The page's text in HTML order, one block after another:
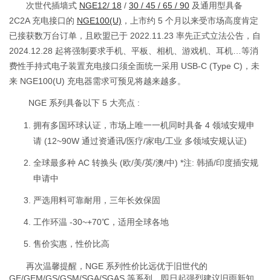
次世代插墙式 NGE12/ 18 / 30 / 45 / 65 / 90 及通用型具备
2C2A 充电接口的 NGE100(U) ，上市约 5 个月以来受市场高度肯定
已接获数万台订单，且欧盟已于 2022.11.23 率先正式立法公告，自
2024.12.28 起将强制要求手机、平板、相机、游戏机、耳机…等消
费性手持式电子装置充电接口须全面统一采用 USB-C (Type C)，未
来 NGE100(U) 充电器需求可预见将越来越多。
NGE 系列具备以下 5 大亮点 :
拥有多国环球认证，市场上唯一一机同时具备 4 领域安规申
请 (12~90W 通过资通讯/医疗/家电/工业 多领域安规认证)
全球最多种 AC 转换头 (欧/美/英/澳/中) *注: 韩插/印度插安规
申请中
严选用料可靠耐用，三年长效保固
工作环温 -30~+70℃，适用全球各地
售价实惠，性价比高
再次温馨提醒，NGE 系列性价比远优于旧世代的